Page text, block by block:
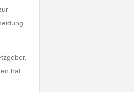
hat.